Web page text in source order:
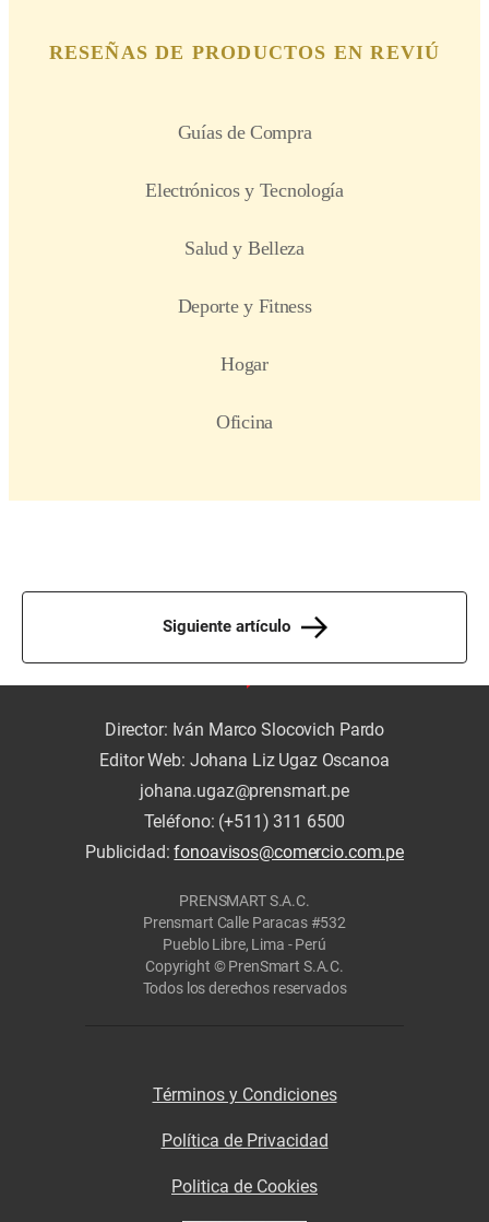
Siguiente artículo
Director: Iván Marco Slocovich Pardo
Editor Web: Johana Liz Ugaz Oscanoa
johana.ugaz@prensmart.pe
Teléfono: (+511) 311 6500
Publicidad:fonoavisos@comercio.com.pe
PRENSMART S.A.C.
Prensmart Calle Paracas #532
Pueblo Libre, Lima - Perú
Copyright © PrenSmart S.A.C.
Todos los derechos reservados
Términos y Condiciones
Política de Privacidad
Politica de Cookies